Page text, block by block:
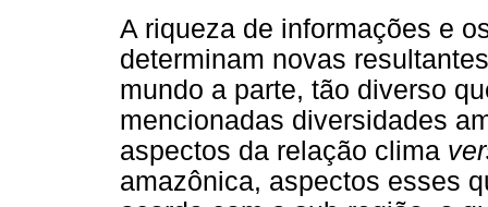
A riqueza de informações e
determinam novas
mundo a parte, tão diverso
mencionadas diversidades
aspectos da relação clima
amazônica, aspectos esses